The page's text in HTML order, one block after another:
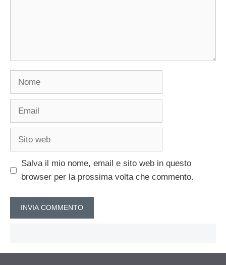
Nome
Email
Sito
Salva il mio nome, email e sito web in questo
browser per la prossima volta che commento.